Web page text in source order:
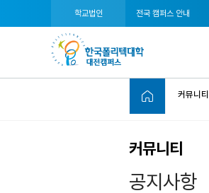
학교법인 전국 캠퍼스 안내
커뮤니티
커뮤니티
공지사항